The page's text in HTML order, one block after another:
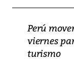
Perú
viernes
turismo